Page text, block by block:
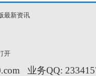
最新资讯
开
业务QQ: